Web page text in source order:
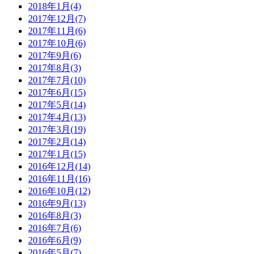
2018年1月(4)
2017年12月(7)
2017年11月(6)
2017年10月(6)
2017年9月(6)
2017年8月(3)
2017年7月(10)
2017年6月(15)
2017年5月(14)
2017年4月(13)
2017年3月(19)
2017年2月(14)
2017年1月(15)
2016年12月(14)
2016年11月(16)
2016年10月(12)
2016年9月(13)
2016年8月(3)
2016年7月(6)
2016年6月(9)